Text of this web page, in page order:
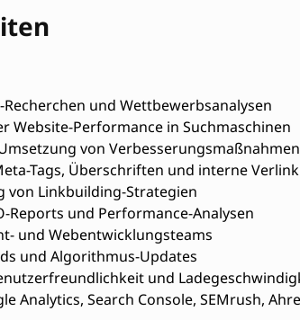
und Wettbewerbsanalysen
Website-Performance in Suchmaschinen
von Verbesserungsmaßnahmen
Tags, Überschriften und interne
von Linkbuilding-Strategien
Reports und Performance-Analysen
und Webentwicklungsteams
und Algorithmus-Updates
und
Analytics, Search Console, SEMrush,